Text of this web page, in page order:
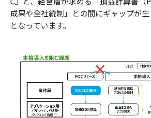
成果や全社統制」との間にギャップが
となっています。